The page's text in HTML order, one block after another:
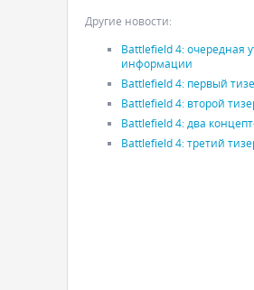
Другие новости:
Battlefield 4: очередная
информации
Battlefield 4: первый
Battlefield 4: второй
Battlefield 4: два
Battlefield 4: третий